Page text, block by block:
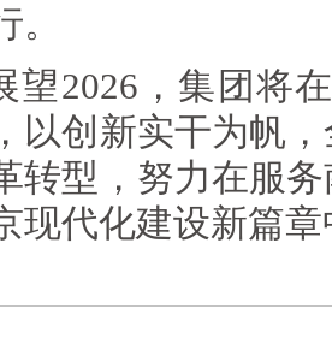
。
望2026，集团将
以创新实干为帆
转型，努力在服
现代化建设新篇